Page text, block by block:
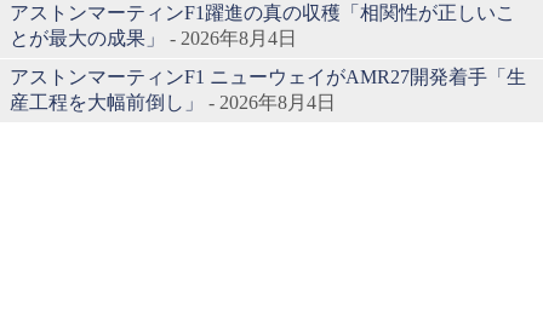
アストンマーティンF1躍進の真の収穫「相関性が正しいこ
とが最大の成果」
- 2026年8月4日
アストンマーティンF1 ニューウェイがAMR27開発着手「生
産工程を大幅前倒し」
- 2026年8月4日